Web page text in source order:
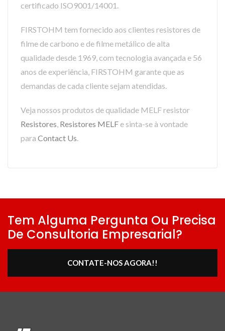
certificado ISO9001/14001.
FIRSTOHM tem fornecido aos clientes resistores de
filme de carbono e de filme metálico de alta
qualidade desde 1969, com tecnologia avançada e 56
anos de experiência, FIRSTOHM garante que as
demandas de cada cliente sejam atendidas.
Veja nossos produtos de qualidade MELF resistor
Resistores, Resistores MELF e sinta-se à vontade
para Contact Us.
Tem Alguma Pergunta Ou Precisa
De Consultoria Empresarial?
CONTATE-NOS AGORA!!